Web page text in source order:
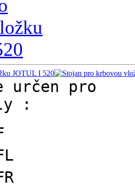
určen pro
: